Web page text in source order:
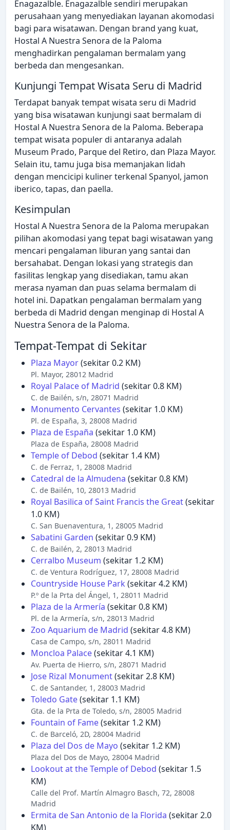
Enagazalble. Enagazalble sendiri merupakan
perusahaan yang menyediakan layanan akomodasi
bagi para wisatawan. Dengan brand yang kuat,
Hostal A Nuestra Senora de la Paloma
menghadirkan pengalaman bermalam yang
berbeda dan mengesankan.
Kunjungi Tempat Wisata Seru di Madrid
Terdapat banyak tempat wisata seru di Madrid
yang bisa wisatawan kunjungi saat bermalam di
Hostal A Nuestra Senora de la Paloma. Beberapa
tempat wisata populer di antaranya adalah
Museum Prado, Parque del Retiro, dan Plaza Mayor.
Selain itu, tamu juga bisa memanjakan lidah
dengan mencicipi kuliner terkenal Spanyol, jamon
iberico, tapas, dan paella.
Kesimpulan
Hostal A Nuestra Senora de la Paloma merupakan
pilihan akomodasi yang tepat bagi wisatawan yang
mencari pengalaman liburan yang santai dan
bersahabat. Dengan lokasi yang strategis dan
fasilitas lengkap yang disediakan, tamu akan
merasa nyaman dan puas selama bermalam di
hotel ini. Dapatkan pengalaman bermalam yang
berbeda di Madrid dengan menginap di Hostal A
Nuestra Senora de la Paloma.
Tempat-Tempat di Sekitar
Plaza Mayor(sekitar 0.2 KM)
Pl. Mayor, 28012 Madrid
Royal Palace of Madrid (sekitar 0.8 KM)
C. de Bailén, s/n, 28071 Madrid
Monumento Cervantes (sekitar 1.0 KM)
Pl. de España, 3, 28008 Madrid
Plaza de España (sekitar 1.0 KM)
Plaza de España, 28008 Madrid
Temple of Debod (sekitar 1.4 KM)
C. de Ferraz, 1, 28008 Madrid
Catedral de la Almudena (sekitar 0.8 KM)
C. de Bailén, 10, 28013 Madrid
Royal Basilica of Saint Francis the Great(sekitar
1.0 KM)
C. San Buenaventura, 1, 28005 Madrid
Sabatini Garden (sekitar 0.9 KM)
C. de Bailén, 2, 28013 Madrid
Cerralbo Museum (sekitar 1.2 KM)
C. de Ventura Rodríguez, 17, 28008 Madrid
Countryside House Park (sekitar 4.2 KM)
P.º de la Prta del Ángel, 1, 28011 Madrid
Plaza de la Armería (sekitar 0.8 KM)
Pl. de la Armería, s/n, 28013 Madrid
Zoo Aquarium de Madrid (sekitar 4.8 KM)
Casa de Campo, s/n, 28011 Madrid
Moncloa Palace(sekitar 4.1 KM)
Av. Puerta de Hierro, s/n, 28071 Madrid
Jose Rizal Monument(sekitar 2.8 KM)
C. de Santander, 1, 28003 Madrid
Toledo Gate(sekitar 1.1 KM)
Gta. de la Prta de Toledo, s/n, 28005 Madrid
Fountain of Fame(sekitar 1.2 KM)
C. de Barceló, 2D, 28004 Madrid
Plaza del Dos de Mayo (sekitar 1.2 KM)
Plaza del Dos de Mayo, 28004 Madrid
Lookout at the Temple of Debod (sekitar 1.5
KM)
Calle del Prof. Martín Almagro Basch, 72, 28008
Madrid
Ermita de San Antonio de la Florida (sekitar 2.0
KM)